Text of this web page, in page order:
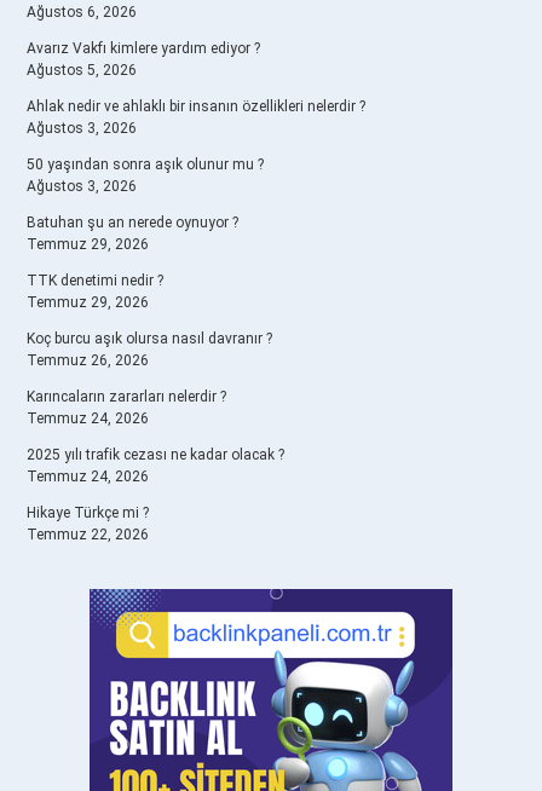
Ağustos 6, 2026
Avarız Vakfı kimlere yardım ediyor ?
Ağustos 5, 2026
Ahlak nedir ve ahlaklı bir insanın özellikleri nelerdir ?
Ağustos 3, 2026
50 yaşından sonra aşık olunur mu ?
Ağustos 3, 2026
Batuhan şu an nerede oynuyor ?
Temmuz 29, 2026
TTK denetimi nedir ?
Temmuz 29, 2026
Koç burcu aşık olursa nasıl davranır ?
Temmuz 26, 2026
Karıncaların zararları nelerdir ?
Temmuz 24, 2026
2025 yılı trafik cezası ne kadar olacak ?
Temmuz 24, 2026
Hikaye Türkçe mi ?
Temmuz 22, 2026